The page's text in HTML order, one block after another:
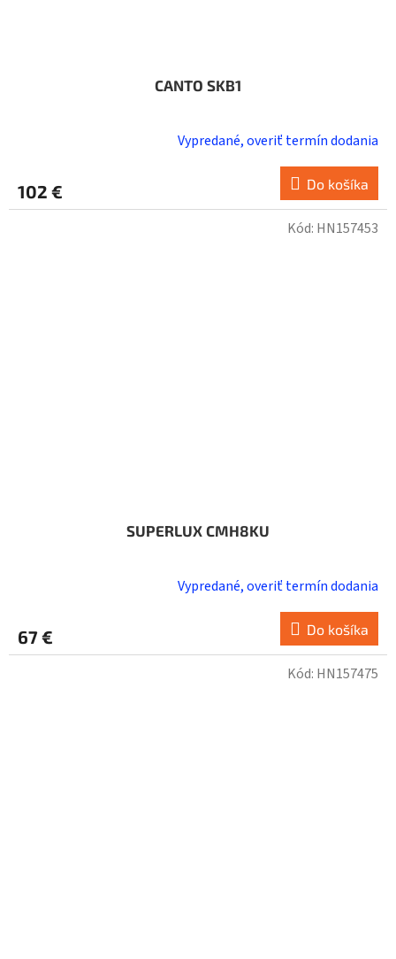
CANTO SKB1
Vypredané, overiť termín dodania
102 € Do košíka
SUPERLUX CMH8KU
Vypredané, overiť termín dodania
67 € Do košíka
Kód: HN157453
Kód: HN157475